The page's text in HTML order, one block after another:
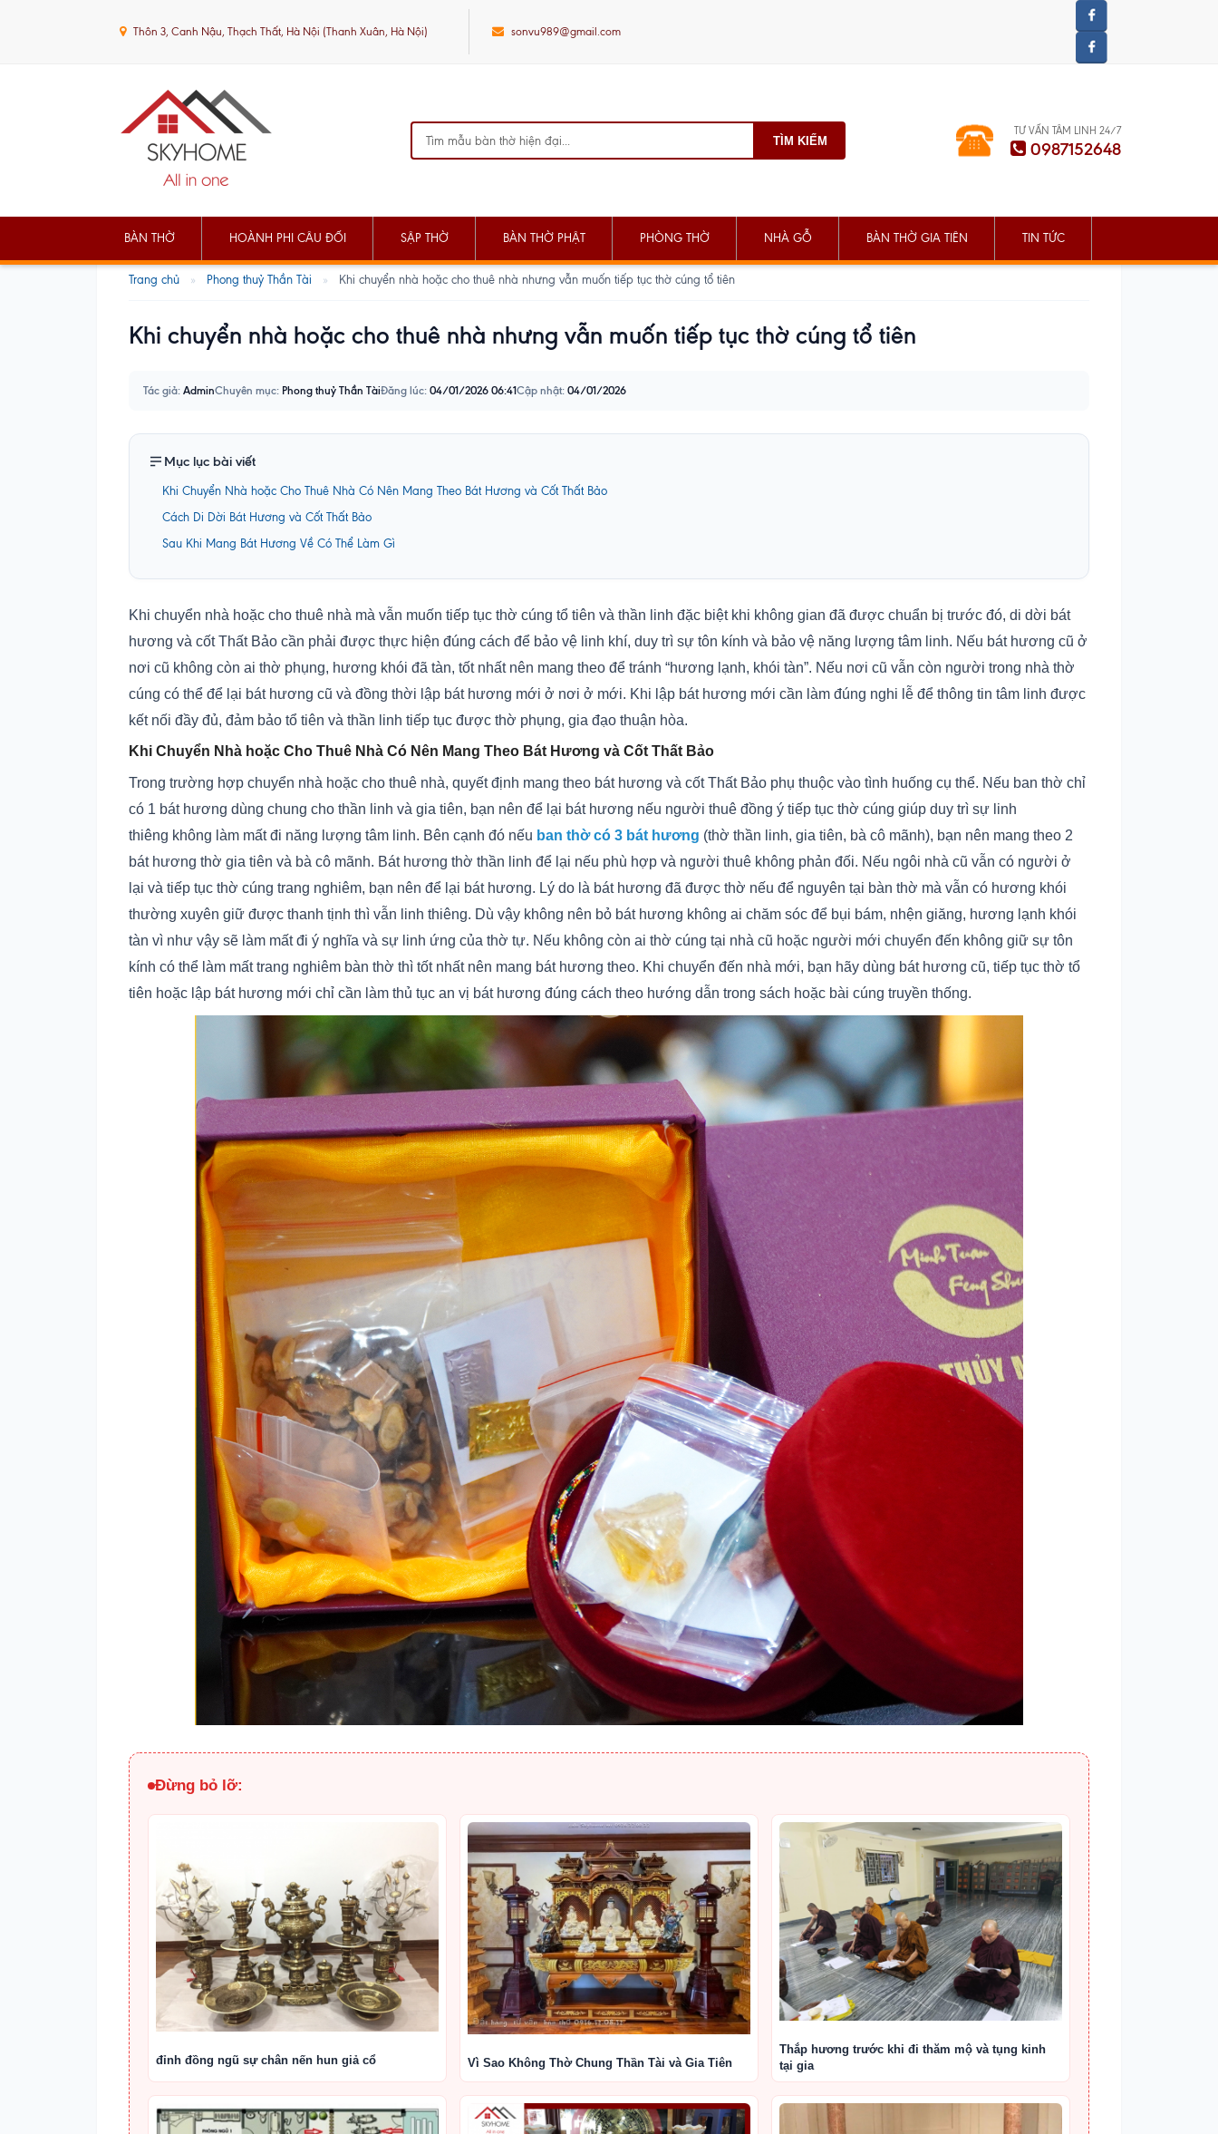
Thôn 3, Canh Nậu, Thạch Thất, Hà Nội (Thanh Xuân, Hà Nội) sonvu989@gmail.com
TÌM KIẾM
TƯ VẤN TÂM LINH 24/7
0987152648
BÀN THỜ HOÀNH PHI CÂU ĐỐI SẬP THỜ BÀN THỜ PHẬT PHÒNG THỜ NHÀ GỖ BÀN THỜ GIA TIÊN TIN TỨC
Trang chủ » Phong thuỷ Thần Tài » Khi chuyển nhà hoặc cho thuê nhà nhưng vẫn muốn tiếp tục thờ cúng tổ tiên
Khi chuyển nhà hoặc cho thuê nhà nhưng vẫn muốn tiếp tục thờ cúng tổ tiên
Tác giả: AdminChuyên mục: Phong thuỷ Thần TàiĐăng lúc: 04/01/2026 06:41Cập nhật: 04/01/2026
Mục lục bài viết
Khi Chuyển Nhà hoặc Cho Thuê Nhà Có Nên Mang Theo Bát Hương và Cốt Thất Bảo
Cách Di Dời Bát Hương và Cốt Thất Bảo
Sau Khi Mang Bát Hương Về Có Thể Làm Gì
Khi chuyển nhà hoặc cho thuê nhà mà vẫn muốn tiếp tục thờ cúng tổ tiên và thần linh đặc biệt khi không gian đã được chuẩn bị trước đó, di dời bát
hương và cốt Thất Bảo cần phải được thực hiện đúng cách để bảo vệ linh khí, duy trì sự tôn kính và bảo vệ năng lượng tâm linh. Nếu bát hương cũ ở
nơi cũ không còn ai thờ phụng, hương khói đã tàn, tốt nhất nên mang theo để tránh “hương lạnh, khói tàn”. Nếu nơi cũ vẫn còn người trong nhà thờ
cúng có thể để lại bát hương cũ và đồng thời lập bát hương mới ở nơi ở mới. Khi lập bát hương mới cần làm đúng nghi lễ để thông tin tâm linh được
kết nối đầy đủ, đảm bảo tổ tiên và thần linh tiếp tục được thờ phụng, gia đạo thuận hòa.
Khi Chuyển Nhà hoặc Cho Thuê Nhà Có Nên Mang Theo Bát Hương và Cốt Thất Bảo
Trong trường hợp chuyển nhà hoặc cho thuê nhà, quyết định mang theo bát hương và cốt Thất Bảo phụ thuộc vào tình huống cụ thể. Nếu ban thờ chỉ
có 1 bát hương dùng chung cho thần linh và gia tiên, bạn nên để lại bát hương nếu người thuê đồng ý tiếp tục thờ cúng giúp duy trì sự linh
thiêng không làm mất đi năng lượng tâm linh. Bên cạnh đó nếu ban thờ có 3 bát hương (thờ thần linh, gia tiên, bà cô mãnh), bạn nên mang theo 2
bát hương thờ gia tiên và bà cô mãnh. Bát hương thờ thần linh để lại nếu phù hợp và người thuê không phản đối. Nếu ngôi nhà cũ vẫn có người ở
lại và tiếp tục thờ cúng trang nghiêm, bạn nên để lại bát hương. Lý do là bát hương đã được thờ nếu để nguyên tại bàn thờ mà vẫn có hương khói
thường xuyên giữ được thanh tịnh thì vẫn linh thiêng. Dù vậy không nên bỏ bát hương không ai chăm sóc để bụi bám, nhện giăng, hương lạnh khói
tàn vì như vậy sẽ làm mất đi ý nghĩa và sự linh ứng của thờ tự. Nếu không còn ai thờ cúng tại nhà cũ hoặc người mới chuyển đến không giữ sự tôn
kính có thể làm mất trang nghiêm bàn thờ thì tốt nhất nên mang bát hương theo. Khi chuyển đến nhà mới, bạn hãy dùng bát hương cũ, tiếp tục thờ tổ
tiên hoặc lập bát hương mới chỉ cần làm thủ tục an vị bát hương đúng cách theo hướng dẫn trong sách hoặc bài cúng truyền thống.
Đừng bỏ lỡ:
đỉnh đồng ngũ sự chân nến hun giả cổ Vì Sao Không Thờ Chung Thần Tài và Gia Tiên
Thắp hương trước khi đi thăm mộ và tụng kinh
tại gia